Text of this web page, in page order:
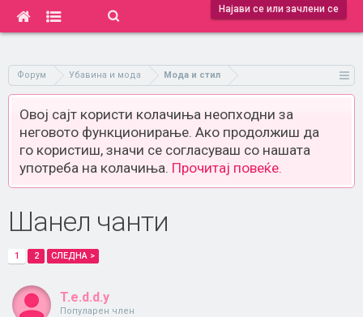
Најави се или зачлени се
Форум Убавина и мода Мода и стил
Овој сајт користи колачиња неопходни за
неговото функционирање. Ако продолжиш да
го користиш, значи се согласуваш со нашата
употреба на колачиња. Прочитај повеќе.
Шанел чанти
1 2 СЛЕДНА >
T.e.d.d.y
Популарен член